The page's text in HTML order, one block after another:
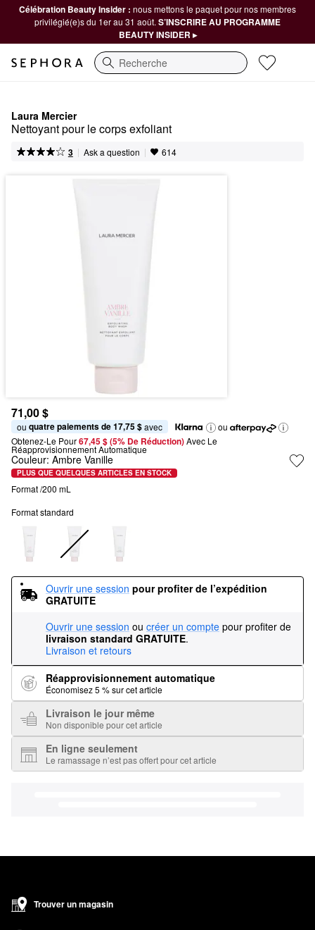
Célébration Beauty Insider : nous mettons le paquet pour nos membres
privilégié(e)s du 1er au 31 août. S’INSCRIRE AU PROGRAMME
BEAUTY INSIDER ▸
Recherche
Laura Mercier
Nettoyant pour le corps exfoliant
3 | Ask a question | 614
71,00 $
ou quatre paiements de 17,75 $ avec
ou
Obtenez-Le Pour67,45 $ (5% De Réduction) Avec Le
Réapprovisionnement Automatique
Couleur: Ambre Vanille
PLUS QUE QUELQUES ARTICLES EN STOCK
Format /200 mL
Format standard
Ouvrir une session pour profiter de l’expédition
GRATUITE
Ouvrir une session ou créer un compte pour profiter de
livraison standard GRATUITE.
Livraison et retours
Réapprovisionnement automatique
Économisez 5 % sur cet article
Livraison le jour même
Non disponible pour cet article
En ligne seulement
Le ramassage n’est pas offert pour cet article
Trouver un magasin